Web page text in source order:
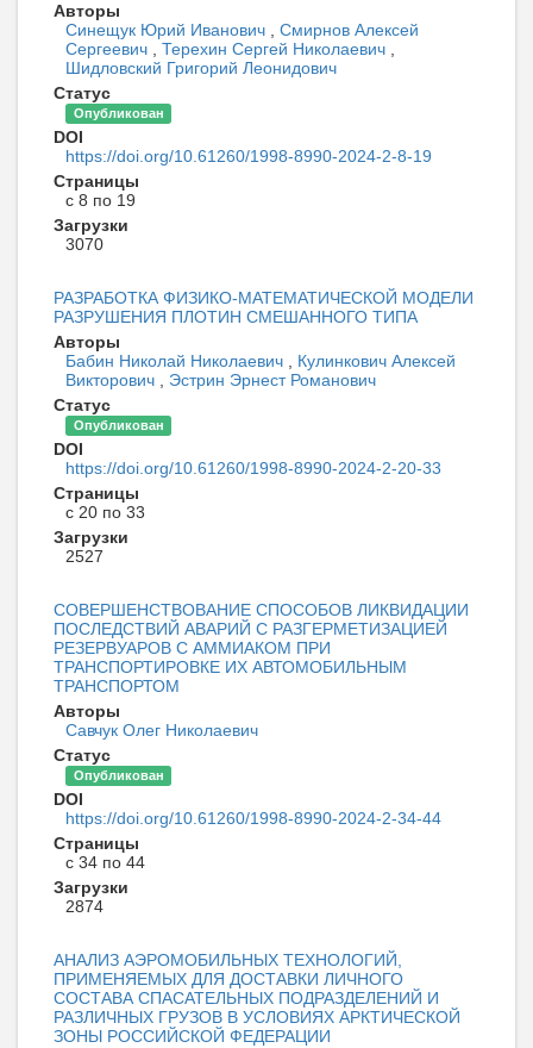
Авторы
Синещук Юрий Иванович
Смирнов Алексей
Сергеевич
Терехин Сергей Николаевич
Шидловский Григорий Леонидович
Статус
Опубликован
DOI
https://doi.org/10.61260/1998-8990-2024-2-8-19
Страницы
с 8 по 19
Загрузки
3070
РАЗРАБОТКА ФИЗИКО-МАТЕМАТИЧЕСКОЙ МОДЕЛИ
РАЗРУШЕНИЯ ПЛОТИН СМЕШАННОГО ТИПА
Авторы
Бабин Николай Николаевич
Кулинкович Алексей
Викторович
Эстрин Эрнест Романович
Статус
Опубликован
DOI
https://doi.org/10.61260/1998-8990-2024-2-20-33
Страницы
с 20 по 33
Загрузки
2527
СОВЕРШЕНСТВОВАНИЕ СПОСОБОВ ЛИКВИДАЦИИ
ПОСЛЕДСТВИЙ АВАРИЙ С РАЗГЕРМЕТИЗАЦИЕЙ
РЕЗЕРВУАРОВ С АММИАКОМ ПРИ
ТРАНСПОРТИРОВКЕ ИХ АВТОМОБИЛЬНЫМ
ТРАНСПОРТОМ
Авторы
Савчук Олег Николаевич
Статус
Опубликован
DOI
https://doi.org/10.61260/1998-8990-2024-2-34-44
Страницы
с 34 по 44
Загрузки
2874
АНАЛИЗ АЭРОМОБИЛЬНЫХ ТЕХНОЛОГИЙ,
ПРИМЕНЯЕМЫХ ДЛЯ ДОСТАВКИ ЛИЧНОГО
СОСТАВА СПАСАТЕЛЬНЫХ ПОДРАЗДЕЛЕНИЙ И
РАЗЛИЧНЫХ ГРУЗОВ В УСЛОВИЯХ АРКТИЧЕСКОЙ
ЗОНЫ РОССИЙСКОЙ ФЕДЕРАЦИИ